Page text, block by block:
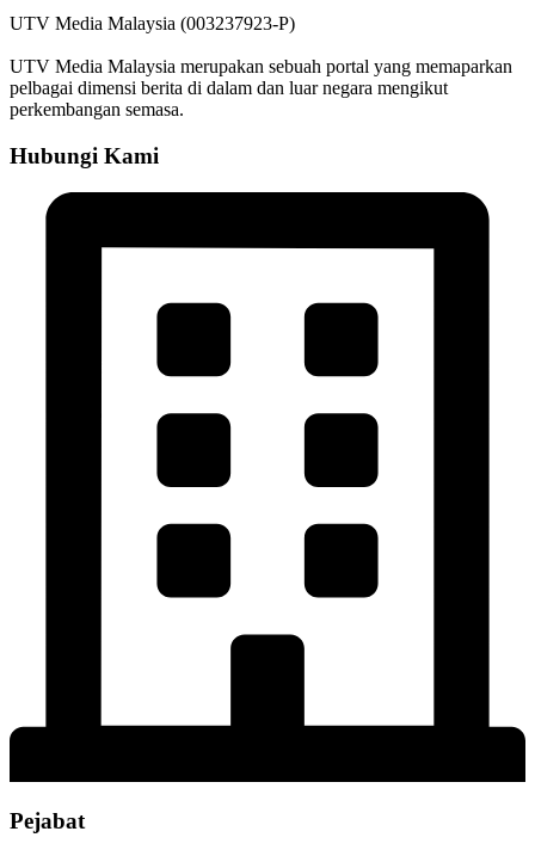
UTV Media Malaysia (003237923-P)
UTV Media Malaysia merupakan sebuah portal yang memaparkan
pelbagai dimensi berita di dalam dan luar negara mengikut
perkembangan semasa.
Hubungi Kami
Pejabat